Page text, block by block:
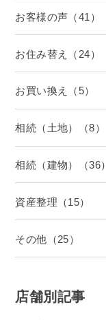
お客様の声（41）
お住み替え（24）
お買い換え（5）
相続（土地）（8）
相続（建物）（36）
資産整理（15）
その他（25）
店舗別記事